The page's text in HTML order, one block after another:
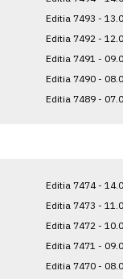
Editia 7493 -
Editia 7492 -
Editia 7491 -
Editia 7490 -
Editia 7489 -
Editia 7474 -
Editia 7473 -
Editia 7472 -
Editia 7471 -
Editia 7470 -